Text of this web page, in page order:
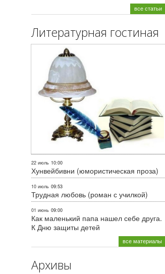
все статьи
Литературная гостиная
22 июль 10:00
Хунвейбивни (юмористическая проза)
10 июль 09:53
Трудная любовь (роман с училкой)
01 июнь 09:00
Как маленький папа нашел себе друга.
К Дню защиты детей
все материалы
Архивы